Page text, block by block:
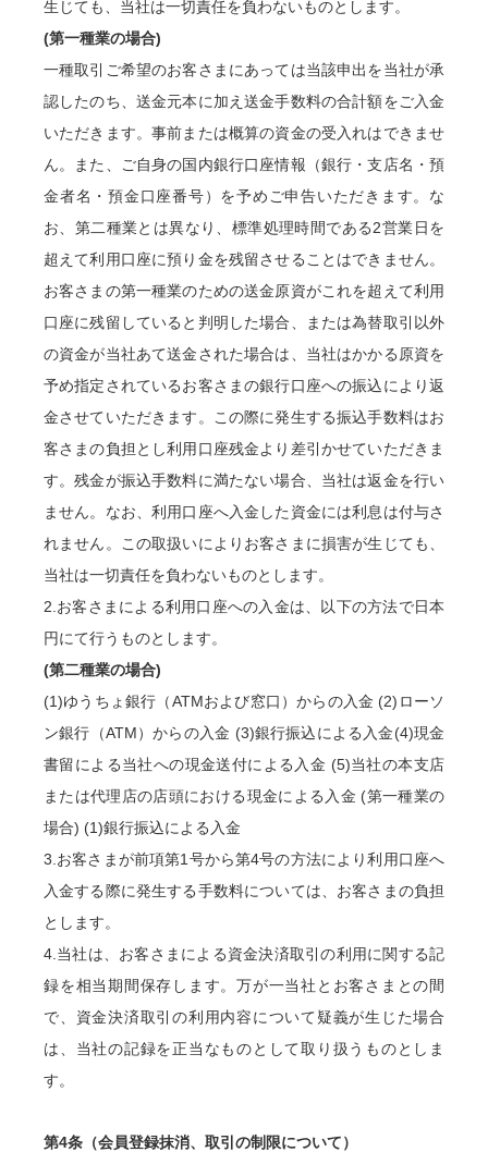
生じても、当社は一切責任を負わないものとします。
(第一種業の場合)
一種取引ご希望のお客さまにあっては当該申出を当社が承
認したのち、送金元本に加え送金手数料の合計額をご入金
いただきます。事前または概算の資金の受入れはできませ
ん。また、ご自身の国内銀行口座情報（銀行・支店名・預
金者名・預金口座番号）を予めご申告いただきます。な
お、第二種業とは異なり、標準処理時間である2営業日を
超えて利用口座に預り金を残留させることはできません。
お客さまの第一種業のための送金原資がこれを超えて利用
口座に残留していると判明した場合、または為替取引以外
の資金が当社あて送金された場合は、当社はかかる原資を
予め指定されているお客さまの銀行口座への振込により返
金させていただきます。この際に発生する振込手数料はお
客さまの負担とし利用口座残金より差引かせていただきま
す。残金が振込手数料に満たない場合、当社は返金を行い
ません。なお、利用口座へ入金した資金には利息は付与さ
れません。この取扱いによりお客さまに損害が生じても、
当社は一切責任を負わないものとします。
2.お客さまによる利用口座への入金は、以下の方法で日本
円にて行うものとします。
(第二種業の場合)
(1)ゆうちょ銀行（ATMおよび窓口）からの入金 (2)ローソ
ン銀行（ATM）からの入金 (3)銀行振込による入金(4)現金
書留による当社への現金送付による入金 (5)当社の本支店
または代理店の店頭における現金による入金 (第一種業の
場合) (1)銀行振込による入金
3.お客さまが前項第1号から第4号の方法により利用口座へ
入金する際に発生する手数料については、お客さまの負担
とします。
4.当社は、お客さまによる資金決済取引の利用に関する記
録を相当期間保存します。万が一当社とお客さまとの間
で、資金決済取引の利用内容について疑義が生じた場合
は、当社の記録を正当なものとして取り扱うものとしま
す。
第4条（会員登録抹消、取引の制限について）